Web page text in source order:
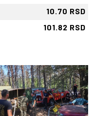
10.70 RSD
101.82 RSD